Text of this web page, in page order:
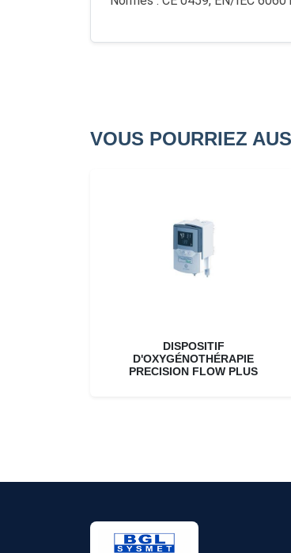
VOUS POURRIEZ
DISPOSITIF
D'OXYGÉNOTHÉRAPIE
PRECISION FLOW PLUS